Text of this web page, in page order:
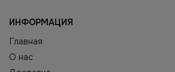
ИНФОРМАЦИЯ
Главная
О нас